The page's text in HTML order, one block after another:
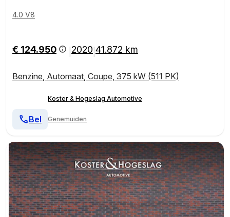
4.0 V8
€ 124.950 2020 41.872 km
Benzine, Automaat, Coupe, 375 kW (511 PK)
Koster & Hogeslag Automotive
Genemuiden
Bel